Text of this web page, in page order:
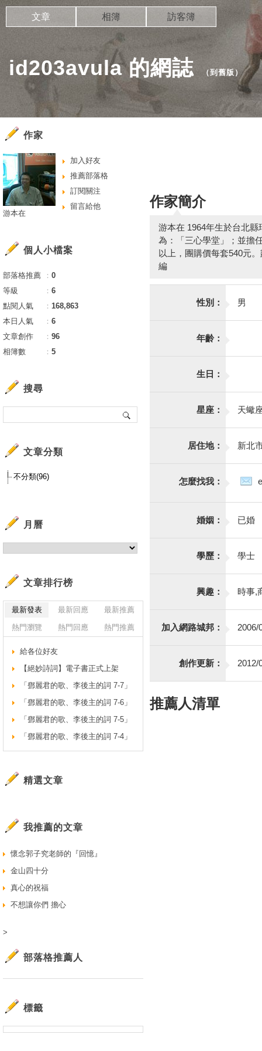
id203avula 的網誌（到舊版 ）
文章 相簿 訪客簿
作家簡介
游本在 1964年生於台北
為：「三心學堂」；並擔
以上，團購價每套540元
編
性別： 男
年齡：
生日：
星座： 天蠍
居住地： 新北
怎麼找我：
婚姻： 已婚
學歷： 學士
興趣： 時事,
加入網路城邦： 2006/
創作更新： 2012/
推薦人清單
作家
加入好友
推薦部落格
訂閱關注
留言給他
游本在
個人小檔案
部落格推薦 ： 0
等級
： 6
點閱人氣
： 168,863
本日人氣
： 6
文章創作
： 96
相簿數
： 5
搜尋
文章分類
不分類(96)
月曆
文章排行榜
最新發表 最新回應
最新推薦
熱門瀏覽
熱門回應 熱門推薦
給各位好友
【絕妙詩詞】電子書正式上架
「鄧麗君的歌、李後主的詞 7-7」
「鄧麗君的歌、李後主的詞 7-6」
「鄧麗君的歌、李後主的詞 7-5」
「鄧麗君的歌、李後主的詞 7-4」
精選文章
我推薦的文章
懷念郭子究老師的『回憶』
金山四十分
真心的祝福
不想讓你們 擔心
>
部落格推薦人
標籤